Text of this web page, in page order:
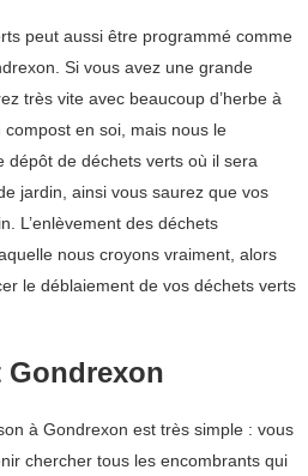
peut aussi être programmé comme
Si vous avez une grande
très vite avec beaucoup d’herbe à
compost en soi, mais nous le
dépôt de déchets verts où il sera
jardin, ainsi vous saurez que vos
L’enlèvement des déchets
nous croyons vraiment, alors
le déblaiement de vos déchets verts
Gondrexon
à Gondrexon est très simple : vous
chercher tous les encombrants qui